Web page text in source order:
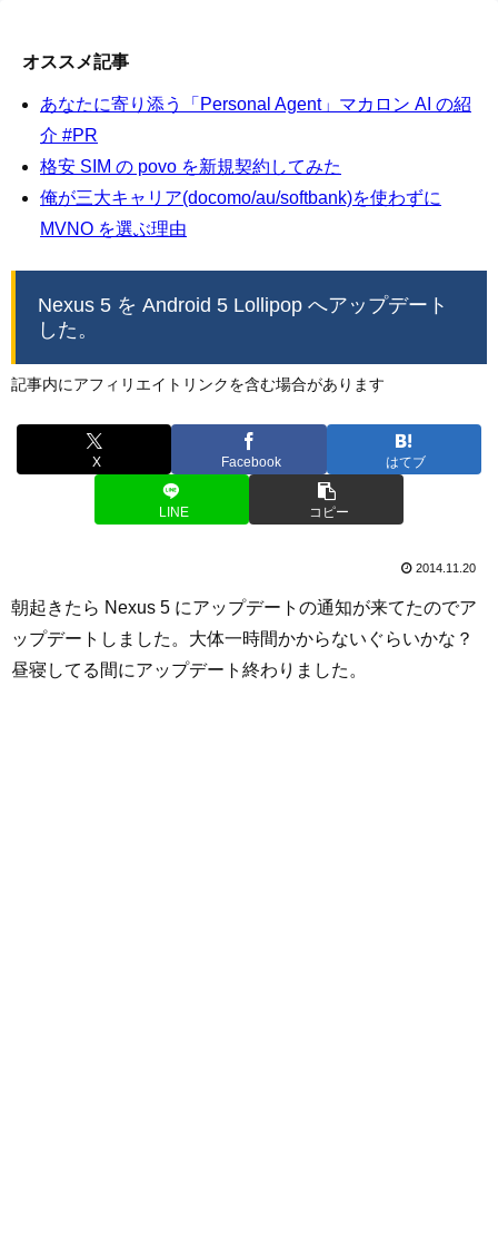
オススメ記事
あなたに寄り添う「Personal Agent」マカロン AI の紹
介 #PR
格安 SIM の povo を新規契約してみた
俺が三大キャリア(docomo/au/softbank)を使わずに
MVNO を選ぶ理由
Nexus 5 を Android 5 Lollipop へアップデート
した。
記事内にアフィリエイトリンクを含む場合があります
X Facebook はてブ
LINE コピー
2014.11.20
朝起きたら Nexus 5 にアップデートの通知が来てたのでア
ップデートしました。大体一時間かからないぐらいかな？
昼寝してる間にアップデート終わりました。